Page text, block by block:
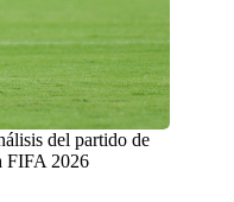
del partido de
FIFA 2026